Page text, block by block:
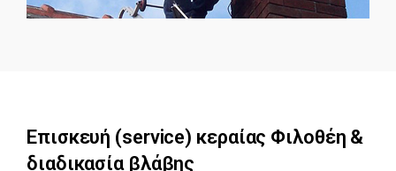
Επισκευή (service) κεραίας Φιλοθέη &
διαδικασία βλάβης